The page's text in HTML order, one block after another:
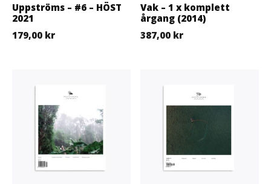
Uppströms – #6 – HÖST
2021
179,00 kr
Vak – 1 x komplett
årgang (2014)
387,00 kr